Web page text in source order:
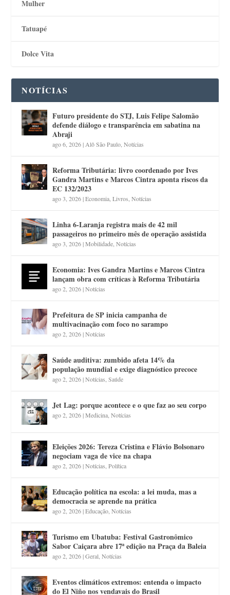
Mulher
Tatuapé
Dolce Vita
NOTÍCIAS
Futuro presidente do STJ, Luis Felipe Salomão
defende diálogo e transparência em sabatina na
Abraji
ago 6, 2026| Alô São Paulo ,Notícias
Reforma Tributária: livro coordenado por Ives
Gandra Martins e Marcos Cintra aponta riscos da
EC 132/2023
ago 3, 2026|Economia ,Livros ,Notícias
Linha 6-Laranja registra mais de 42 mil
passageiros no primeiro mês de operação assistida
ago 3, 2026|Mobilidade ,Notícias
Economia: Ives Gandra Martins e Marcos Cintra
lançam obra com críticas à Reforma Tributária
ago 2, 2026|Notícias
Prefeitura de SP inicia campanha de
multivacinação com foco no sarampo
ago 2, 2026|Notícias
Saúde auditiva: zumbido afeta 14% da
população mundial e exige diagnóstico precoce
ago 2, 2026|Notícias ,Saúde
Jet Lag: porque acontece e o que faz ao seu corpo
ago 2, 2026|Medicina ,Notícias
Eleições 2026: Tereza Cristina e Flávio Bolsonaro
negociam vaga de vice na chapa
ago 2, 2026|Notícias ,Política
Educação política na escola: a lei muda, mas a
democracia se aprende na prática
ago 2, 2026|Educação ,Notícias
Turismo em Ubatuba: Festival Gastronômico
Sabor Caiçara abre 17ª edição na Praça da Baleia
ago 2, 2026|Geral ,Notícias
Eventos climáticos extremos: entenda o impacto
do El Niño nos vendavais do Brasil